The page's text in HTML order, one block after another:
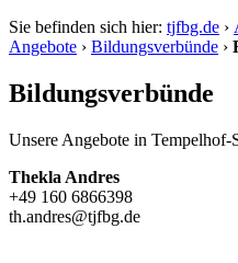
Sie befinden sich hier: tjfbg.de ›
Angebote › Bildungsverbünde ›
Bildungsverbünde
Unsere Angebote in Tempelhof-
Thekla Andres
+49 160 6866398
th.andres@tjfbg.de